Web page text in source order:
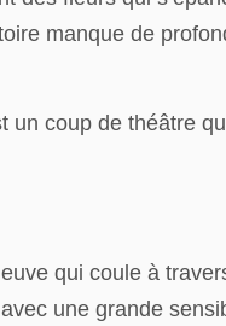
manque de
un coup de théâtre
qui coule à
une grande